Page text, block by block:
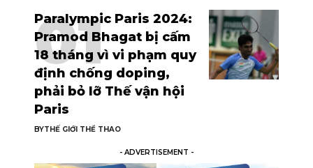
Paralympic Paris 2024:
Pramod Bhagat bị cấm
18 tháng vì vi phạm quy
định chống doping,
phải bỏ lỡ Thế vận hội
Paris
BYTHẾ GIỚI THỂ THAO
- ADVERTISEMENT -